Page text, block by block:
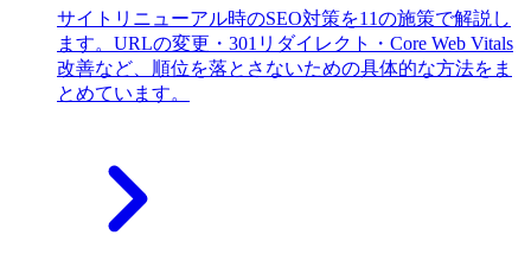
サイトリニューアル時のSEO対策を11の施策で解説し
ます。URLの変更・301リダイレクト・Core Web Vitals
改善など、順位を落とさないための具体的な方法をま
とめています。